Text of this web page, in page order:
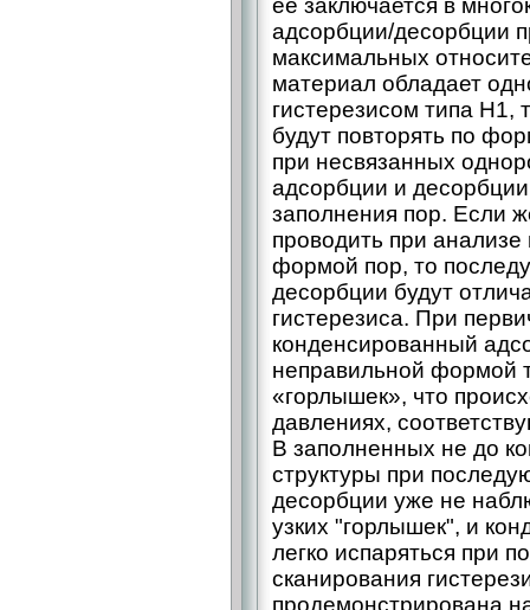
ее заключается в
адсорбции/десорбции
максимальных
материал обладает
гистерезисом типа
будут повторять по
при несвязанных
адсорбции и
заполнения пор. Если
проводить при
формой пор, то
десорбции будут
гистерезиса. При
конденсированный
неправильной формой
«горлышек», что
давлениях,
В заполненных не до
структуры при
десорбции уже не
узких "горлышек", и
легко испаряться при
сканирования
продемонстрирована